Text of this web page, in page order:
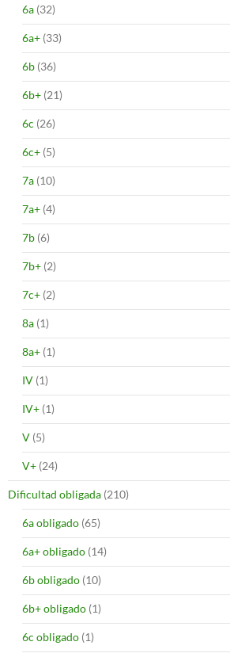
6a (32)
6a+ (33)
6b (36)
6b+ (21)
6c (26)
6c+ (5)
7a (10)
7a+ (4)
7b (6)
7b+ (2)
7c+ (2)
8a (1)
8a+ (1)
IV (1)
IV+ (1)
V (5)
V+ (24)
Dificultad obligada (210)
6a obligado (65)
6a+ obligado (14)
6b obligado (10)
6b+ obligado (1)
6c obligado (1)